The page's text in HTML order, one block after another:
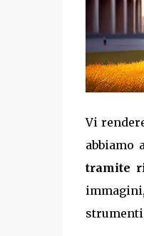
Vi
abbiamo
tramite